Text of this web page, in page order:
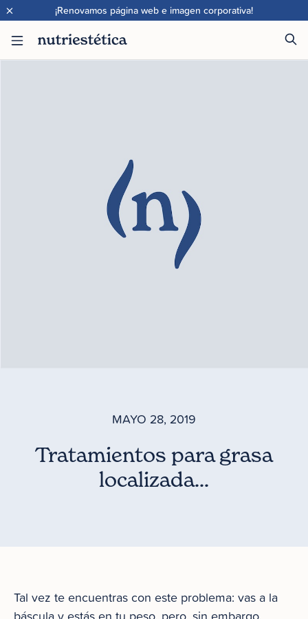
¡Renovamos página web e imagen corporativa!
×
MAYO 28, 2019
Tratamientos para grasa
localizada…
Tal vez te encuentras con este problema: vas a la